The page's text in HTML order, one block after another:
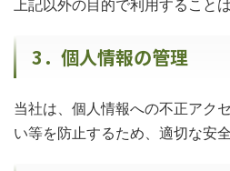
上記以外の目的で利用すること
3．個人情報の管理
当社は、個人情報への不正アク
い等を防止するため、適切な安